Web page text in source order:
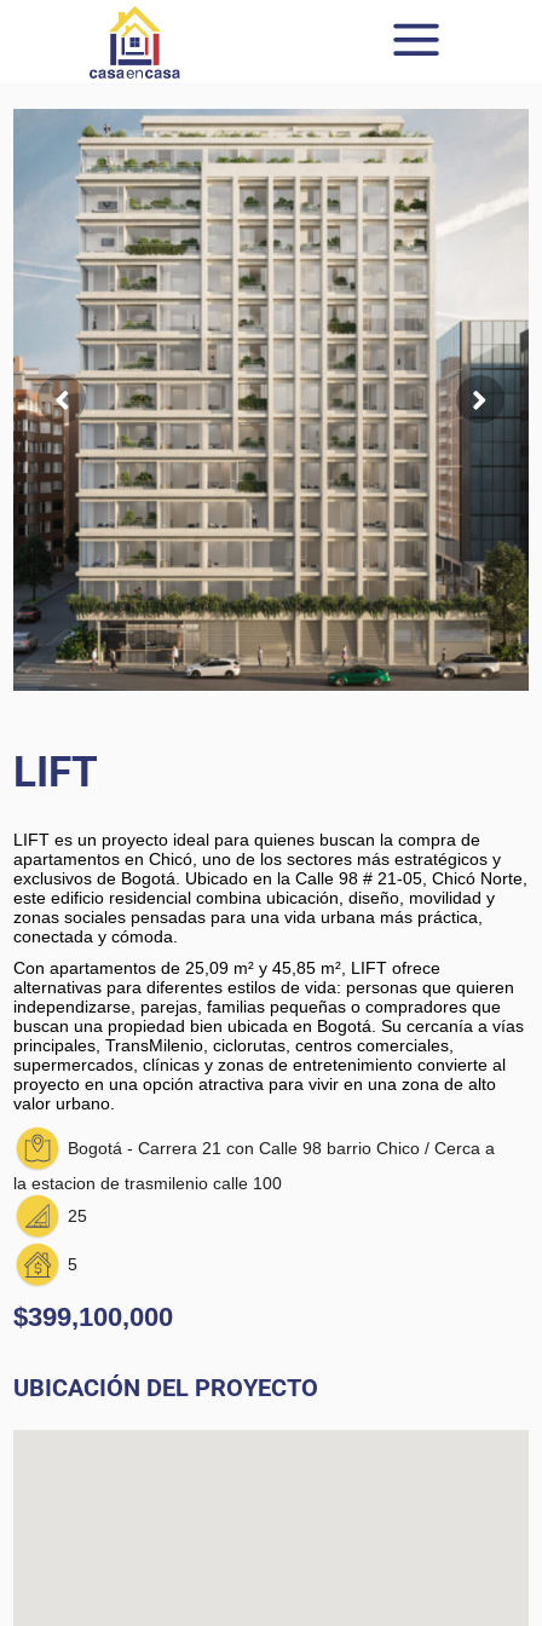
LIFT
LIFT es un proyecto ideal para quienes buscan la compra de
apartamentos en Chicó, uno de los sectores más estratégicos y
exclusivos de Bogotá. Ubicado en la Calle 98 # 21-05, Chicó Norte,
este edificio residencial combina ubicación, diseño, movilidad y
zonas sociales pensadas para una vida urbana más práctica,
conectada y cómoda.
Con apartamentos de 25,09 m² y 45,85 m², LIFT ofrece
alternativas para diferentes estilos de vida: personas que quieren
independizarse, parejas, familias pequeñas o compradores que
buscan una propiedad bien ubicada en Bogotá. Su cercanía a vías
principales, TransMilenio, ciclorutas, centros comerciales,
supermercados, clínicas y zonas de entretenimiento convierte al
proyecto en una opción atractiva para vivir en una zona de alto
valor urbano.
Bogotá - Carrera 21 con Calle 98 barrio Chico / Cerca a
la estacion de trasmilenio calle 100
25
5
$399,100,000
UBICACIÓN DEL PROYECTO